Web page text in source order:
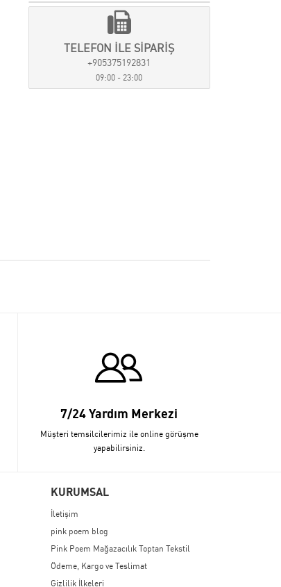
TELEFON İLE SİPARİŞ
+905375192831
09:00 - 23:00
7/24 Yardım Merkezi
Müşteri temsilcilerimiz ile online görüşme
yapabilirsiniz.
KURUMSAL
İletişim
pink poem blog
Pink Poem Mağazacılık Toptan Tekstil
Ödeme, Kargo ve Teslimat
Gizlilik İlkeleri